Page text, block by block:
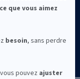
à Avignon avec